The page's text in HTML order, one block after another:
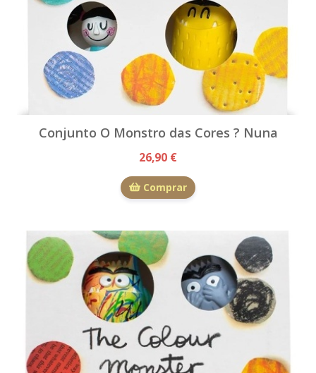
Conjunto O Monstro das Cores ? Nuna
26,90 €
Comprar